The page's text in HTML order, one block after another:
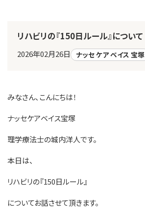
リハビリの『150日ルール』について
2026年02月26日 ナッセ ケア ベイス 宝塚
みなさん、こんにちは！
ナッセケアベイス宝塚
理学療法士の城内洋人です。
本日は、
リハビリの『150日ルール』
についてお話させて頂きます。